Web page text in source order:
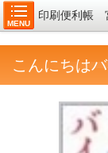
MENU
印刷便利帳
こんにちは